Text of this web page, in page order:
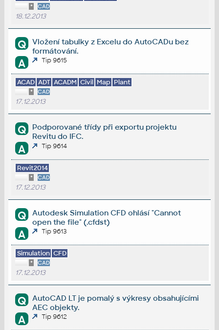
* CAD
18.12.2013
Q
Vložení tabulky z Excelu do AutoCADu bez
formátování.
A Tip 9615
ACAD ADT ACADM Civil Map Plant
* CAD
17.12.2013
Q
Podporované třídy při exportu projektu
Revitu do IFC.
A Tip 9614
Revit2014
* CAD
17.12.2013
Q
Autodesk Simulation CFD ohlásí "Cannot
open the file" (.cfdst)
A Tip 9613
Simulation CFD
* CAD
17.12.2013
Q
AutoCAD LT je pomalý s výkresy obsahujícími
AEC objekty.
A Tip 9612